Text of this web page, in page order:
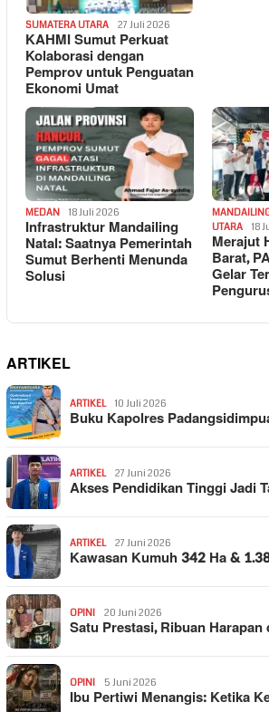
SUMATERA UTARA 27 Juli 2026
KAHMI Sumut Perkuat
Kolaborasi dengan
Pemprov untuk Penguatan
Ekonomi Umat
MEDAN 18 Juli 2026
Infrastruktur Mandailing
Natal: Saatnya Pemerintah
Sumut Berhenti Menunda
Solusi
UTARA
18
Merajut
Barat,
Gelar
ARTIKEL
ARTIKEL 10 Juli 2026
Buku Kapolres
ARTIKEL 27 Juni 2026
Akses Pendidikan Tinggi Jadi
ARTIKEL 27 Juni 2026
Kawasan Kumuh 342 Ha &
OPINI 20 Juni 2026
Satu Prestasi, Ribuan
OPINI 5 Juni 2026
Ibu Pertiwi Menangis: Ketika